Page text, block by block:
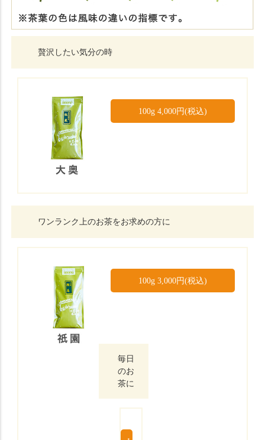
贅沢したい気分の時
100g 4,000円(税込)
ワンランク上のお茶をお求めの方に
100g 3,000円(税込)
毎日
のお
茶に